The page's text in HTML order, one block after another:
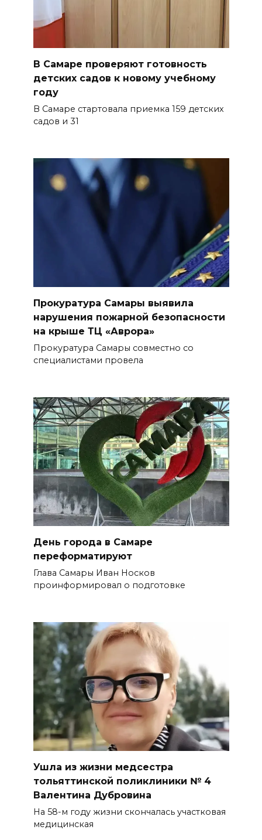
В Самаре проверяют готовность
детских садов к новому учебному
году
В Самаре стартовала приемка 159 детских
садов и 31
Прокуратура Самары выявила
нарушения пожарной безопасности
на крыше ТЦ «Аврора»
Прокуратура Самары совместно со
специалистами провела
День города в Самаре
переформатируют
Глава Самары Иван Носков
проинформировал о подготовке
Ушла из жизни медсестра
тольяттинской поликлиники № 4
Валентина Дубровина
На 58-м году жизни скончалась участковая
медицинская